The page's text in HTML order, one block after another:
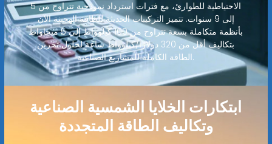
الاحتياطية للطوارئ، مع فترات استرداد نموذجية تتراوح من 5
إلى 9 سنوات. تتميز التركيبات الحديثة للطاقة الهجينة الآن
بأنظمة متكاملة بسعة تتراوح من 100 كيلوواط إلى 5 ميجاواط
بتكاليف أقل من 320 دولارًا/كيلوواط ساعة لحلول تخزين
الطاقة الكاملة للمشاريع الصناعية.
ابتكارات الخلايا الشمسية الصناعية
وتكاليف الطاقة المتجددة